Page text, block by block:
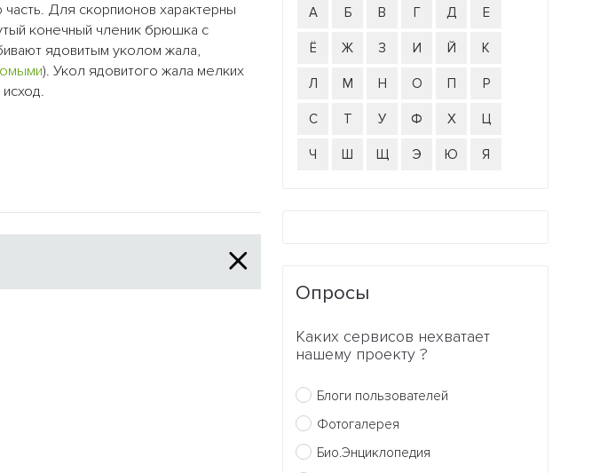
Для скорпионов характерны
конечный членик брюшка с
ядовитым уколом жала,
). Укол ядовитого жала мелких
исход.
А Б В Г Д Е
Ё Ж З И Й К
Л М Н О П Р
С Т У Ф Х Ц
Ч Ш Щ Э Ю Я
Опросы
Каких сервисов нехватает
нашему проекту ?
Блоги пользователей
Фотогалерея
Био.Энциклопедия